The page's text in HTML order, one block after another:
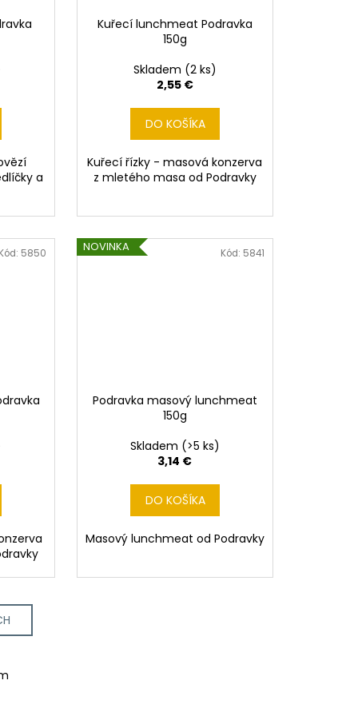
a
Kuřecí lunchmeat Podravka
150g
Skladem (2 ks)
2,55 €
DO KOŠÍKA
Kuřecí řízky - masová konzerva
z mletého masa od Podravky
5850 NOVINKA
Podravka masový lunchmeat
150g
Skladem (>5 ks)
3,14 €
DO KOŠÍKA
Masový lunchmeat od Podravky
Kód: 5841